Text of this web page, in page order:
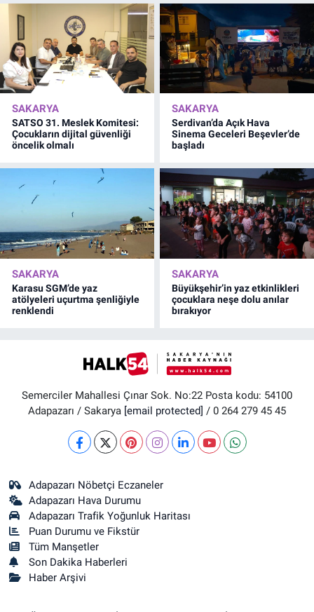
SAKARYA
SATSO 31. Meslek Komitesi:
Çocukların dijital güvenliği
öncelik olmalı
SAKARYA
Serdivan’da Açık Hava
Sinema Geceleri Beşevler’de
başladı
SAKARYA
Karasu SGM’de yaz
atölyeleri uçurtma şenliğiyle
renklendi
SAKARYA
Büyükşehir’in yaz etkinlikleri
çocuklara neşe dolu anılar
bırakıyor
Semerciler Mahallesi Çınar Sok. No:22 Posta kodu: 54100
Adapazarı / Sakarya [email protected] / 0 264 279 45 45
Adapazarı Nöbetçi Eczaneler
Adapazarı Hava Durumu
Adapazarı Trafik Yoğunluk Haritası
Puan Durumu ve Fikstür
Tüm Manşetler
Son Dakika Haberleri
Haber Arşivi